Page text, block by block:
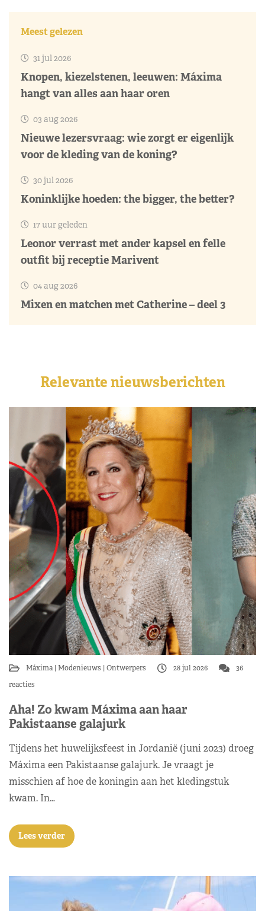
Meest gelezen
31 jul 2026
Knopen, kiezelstenen, leeuwen: Máxima
hangt van alles aan haar oren
03 aug 2026
Nieuwe lezersvraag: wie zorgt er eigenlijk
voor de kleding van de koning?
30 jul 2026
Koninklijke hoeden: the bigger, the better?
17 uur geleden
Leonor verrast met ander kapsel en felle
outfit bij receptie Marivent
04 aug 2026
Mixen en matchen met Catherine – deel 3
Relevante nieuwsberichten
Máxima Modenieuws Ontwerpers 28 jul 2026
36
reacties
Aha! Zo kwam Máxima aan haar
Pakistaanse galajurk
Tijdens het huwelijksfeest in Jordanië (juni 2023) droeg
Máxima een Pakistaanse galajurk. Je vraagt je
misschien af hoe de koningin aan het kledingstuk
kwam. In…
Lees verder